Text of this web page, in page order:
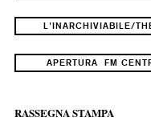
L'INARCHIVIABILE/
APERTURA FM
RASSEGNA STAMPA